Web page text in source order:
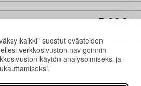
kaikki" suostut evästeiden
verkkosivuston navigoinnin
käytön analysoimiseksi ja
5 000
4 000 - 6 000 SEK
21, 23-24 and a few duplicates. Also